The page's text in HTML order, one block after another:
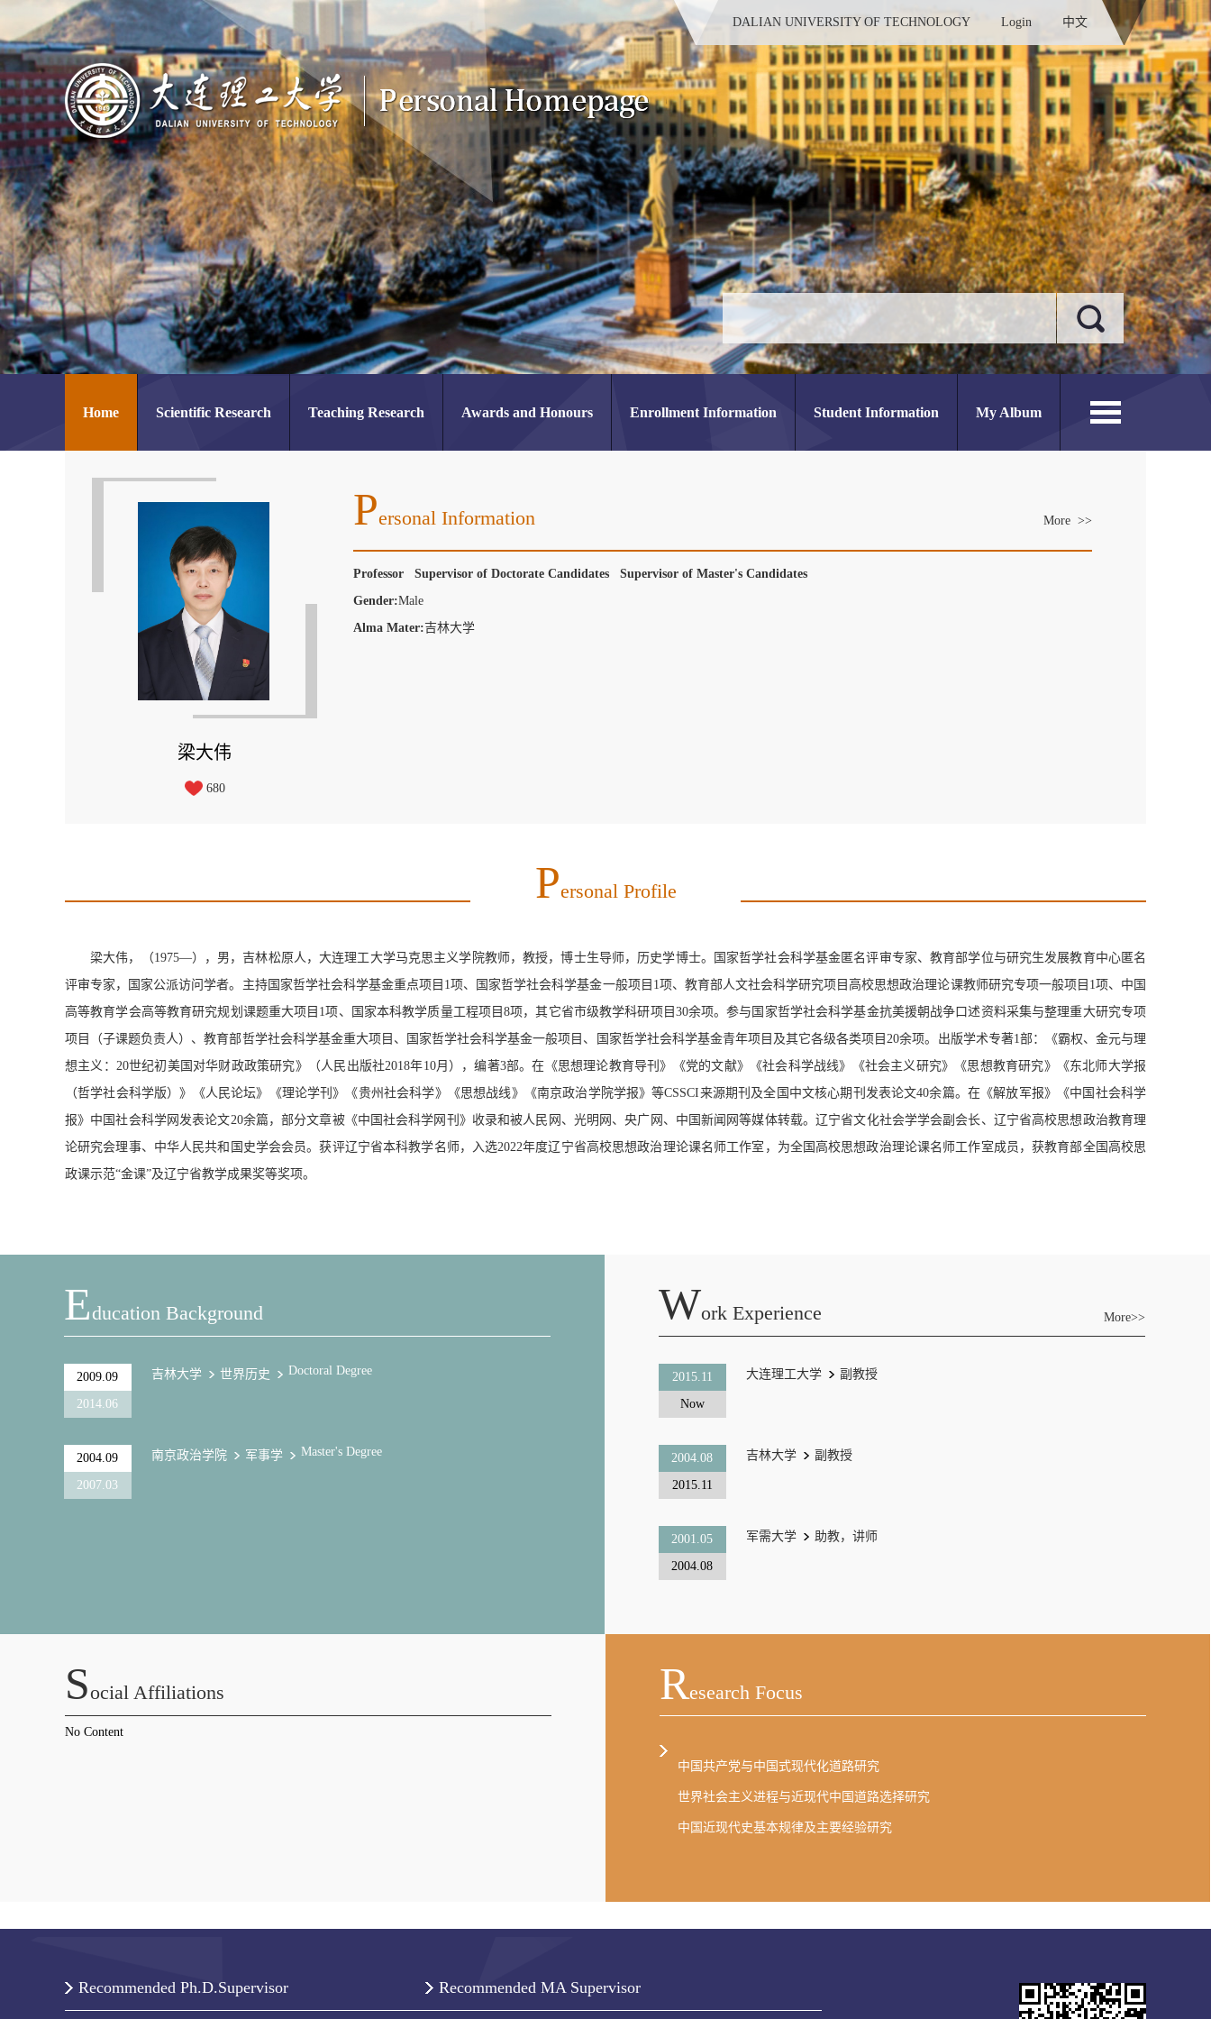
DALIAN UNIVERSITY OF TECHNOLOGY Login 中文
Home Scientific Research Teaching Research Awards and Honours Enrollment Information Student Information My Album
梁大伟
680
PErsonal Information More >>
Professor Supervisor of Doctorate Candidates Supervisor of Master's Candidates
Gender:Male
Alma Mater:吉林大学
PErsonal Profile
梁大伟，（1975—），男，吉林松原人，大连理工大学马克思主义学院教师，教授，博士生导师，历史学博士。 国家哲学社会科学基金 匿名评审专家、教育部学位与研究生发展教育中心匿名
评审专家，
国家公派访问学者。主持国家哲学社会科学基金重点项目1项、国家哲学社会科学基金一般项 目1项、教育部人文社会科学研究项目高校思想政治理论课教师研究专项一般项目 1项、中国
高等教育学会高等教育研究规划课题重大项目1项、国家本科教学质量工程项目8项，其它省市级教学科研项目 30余项。参与国家哲学社会科学基金抗美援朝战争口述资料采集与整理重大研究专项
项目（子课题负责人）、教育部哲学社会科学基金重大项目、国家哲学社会科学基金一般项目、 国家哲学社会科学基金青年项目及其它各级各类项目20余项。出版学术专著1部：《霸权、金元与理
想主义： 20世纪初美国对华财政政策研究》（人民出版社2018年10月 ），编著3部。在《思想理论教育导刊》《党的文献》《社会科学战线》《社会主义研究》《思想教育研究》《东北师大学报
（哲学社会科学版）》
《人民论坛》 《理论学刊》《贵州社会科学》《思想战线》《南京政治学院学报》等CSSCI来源期刊及全国中文核心期刊发表论文40余篇。在《解放军报》《中国社会科学
报》中国社会科学网发表论文20余篇，部分文章被《中国社会科学网刊》收录和被人民网、光明网、央广网、中国新闻网等媒体转载。辽宁省文化社会学学会副会长、辽宁省高校思想政治教育理
论研究会理事、中华人民共和国史学会会员。获评辽宁省本科教学名师， 入选2022年度辽宁省高校思想政治理论课名师工作室，为全国高校思想政治理论课名师工作室成员，获教育部全国高校思
政课示范“金课”及辽宁省教学成果奖等奖项。
EDucation Background
2009.09
2014.06
吉林大学 世界历史 Doctoral Degree
2004.09
2007.03
南京政治学院 军事学 Master's Degree
WOrk Experience More>>
2015.11
Now
大连理工大学 副教授
2004.08
2015.11
吉林大学 副教授
2001.05
2004.08
军需大学 助教，讲师
SOcial Affiliations
No Content
REsearch Focus
中国共产党与中国式现代化道路研究
世界社会主义进程与近现代中国道路选择研究
中国近现代史基本规律及主要经验研究
Recommended Ph.D.Supervisor Recommended MA Supervisor